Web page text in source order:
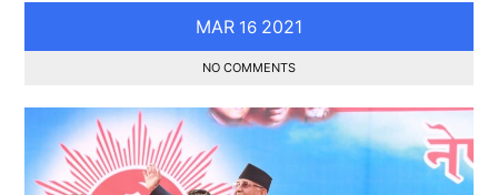
MAR 16 2021
NO COMMENTS